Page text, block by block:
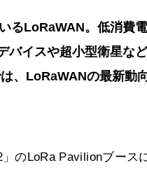
るLoRaWAN。低消費
バイスや超小型衛星な
、LoRaWANの最新動
」のLoRa Pavilionブー